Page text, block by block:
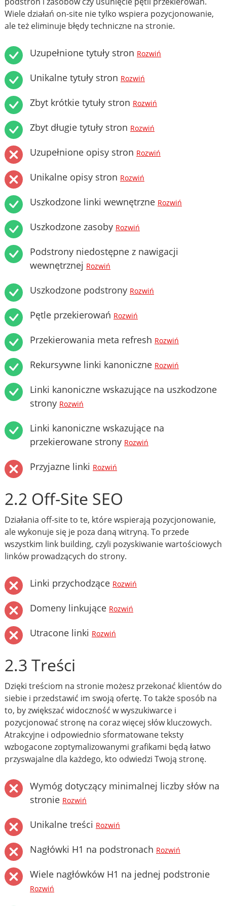
Wiele działań on-site nie tylko wspiera pozycjonowanie,
ale też eliminuje błędy techniczne na stronie.
Uzupełnione tytuły stron Rozwiń
Unikalne tytuły stron Rozwiń
Zbyt krótkie tytuły stron Rozwiń
Zbyt długie tytuły stron Rozwiń
Uzupełnione opisy stron Rozwiń
Unikalne opisy stron Rozwiń
Uszkodzone linki wewnętrzne Rozwiń
Uszkodzone zasoby Rozwiń
Podstrony niedostępne z nawigacji
wewnętrznej Rozwiń
Uszkodzone podstrony Rozwiń
Pętle przekierowań Rozwiń
Przekierowania meta refresh Rozwiń
Rekursywne linki kanoniczne Rozwiń
Linki kanoniczne wskazujące na uszkodzone
strony Rozwiń
Linki kanoniczne wskazujące na
przekierowane strony Rozwiń
Przyjazne linki Rozwiń
2.2 Off-Site SEO
Działania off-site to te, które wspierają pozycjonowanie,
ale wykonuje się je poza daną witryną. To przede
wszystkim link building, czyli pozyskiwanie wartościowych
linków prowadzących do strony.
Linki przychodzące Rozwiń
Domeny linkujące Rozwiń
Utracone linki Rozwiń
2.3 Treści
Dzięki treściom na stronie możesz przekonać klientów do
siebie i przedstawić im swoją ofertę. To także sposób na
to, by zwiększać widoczność w wyszukiwarce i
pozycjonować stronę na coraz więcej słów kluczowych.
Atrakcyjne i odpowiednio sformatowane teksty
wzbogacone zoptymalizowanymi grafikami będą łatwo
przyswajalne dla każdego, kto odwiedzi Twoją stronę.
Wymóg dotyczący minimalnej liczby słów na
stronie Rozwiń
Unikalne treści Rozwiń
Nagłówki H1 na podstronach Rozwiń
Wiele nagłówków H1 na jednej podstronie
Rozwiń